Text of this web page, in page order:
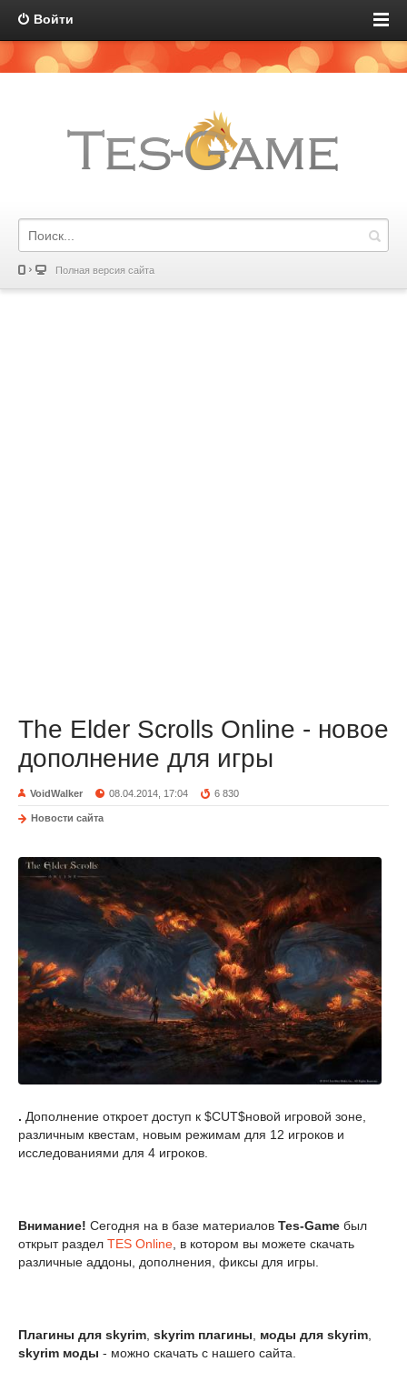
Войти
Полная версия сайта
The Elder Scrolls Online - новое
дополнение для игры
VoidWalker 08.04.2014, 17:04 6 830
Новости сайта
. Дополнение откроет доступ к $CUT$новой игровой зоне,
различным квестам, новым режимам для 12 игроков и
исследованиями для 4 игроков.
Внимание! Сегодня на в базе материалов Tes-Game был
открыт раздел TES Online , в котором вы можете скачать
различные аддоны, дополнения, фиксы для игры.
Плагины для skyrim skyrim плагины моды для skyrim
skyrim моды - можно скачать с нашего сайта.